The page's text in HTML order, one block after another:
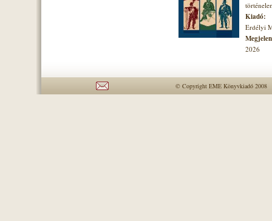
Kiadó:
Erdélyi
2026
© Copyright EME Könyvkiadó 2008